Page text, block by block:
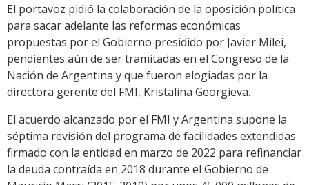
El portavoz pidió la colaboración de la oposición política
para sacar adelante las reformas económicas
propuestas por el Gobierno presidido por Javier Milei,
pendientes aún de ser tramitadas en el Congreso de la
Nación de Argentina y que fueron elogiadas por la
directora gerente del FMI, Kristalina Georgieva.
El acuerdo alcanzado por el FMI y Argentina supone la
séptima revisión del programa de facilidades extendidas
firmado con la entidad en marzo de 2022 para refinanciar
la deuda contraída en 2018 durante el Gobierno de